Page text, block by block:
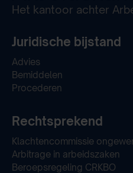
Het kantoor achter
Juridische bijstand
Advies
Bemiddelen
Procederen
Rechtsprekend
Klachtencommissie
Arbitrage in arbeidszaken
Beroepsregeling CRKBO